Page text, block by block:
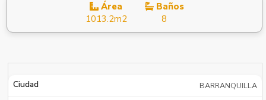
Área
1013.2m2
Baños
8
Ciudad BARRANQUILLA